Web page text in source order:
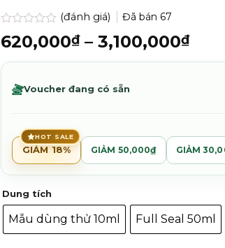
Được
xếp
0.0
sao
(đánh giá) Đã bán 67
620,000₫ – 3,100,000₫
giá:
Voucher đang có sẵn
HOT SALE
GIẢM 18% GIẢM 50,000₫ GIẢM
Dung tích
Mẫu dùng thử 10ml Full Seal 50ml